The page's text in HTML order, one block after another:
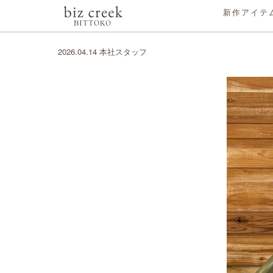
新作アイテ
2026.04.14 本社スタッフ